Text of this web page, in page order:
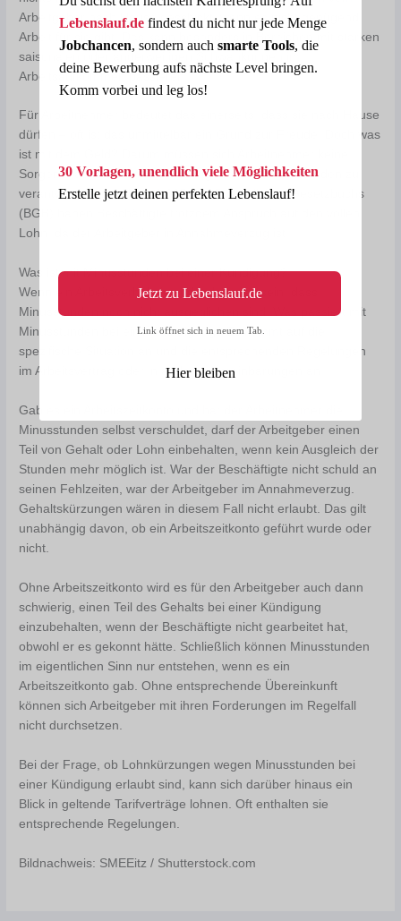
Arbeitgeber nach Hause geschickt, wenn es nicht genügend
Arbeit für sie gibt. Das kann besonders in Bereichen mit starken
saisonalen oder anderweitigen Schwankungen im
Arbeitsaufkommen passieren.
Für Arbeitnehmer bedeutet das einerseits, dass sie nach Hause
dürfen – oft ist das unmittelbar ein Grund zur Freude. Doch was
ist mit dem Geld? Darum müssen sich Arbeitnehmer keine
Sorgen machen, wenn der Arbeitgeber die Minusstunden zu
verantworten hat. Nach § 615 des Bürgerlichen Gesetzbuchs
(BGB) haben Beschäftigte trotzdem Anspruch auf den vollen
Lohn, da der Arbeitgeber in Annahmeverzug ist.
Was ist mit Minusstunden bei einer Kündigung?
Wenn ein Arbeitsverhältnis endet, kann es sein, dass
Minusstunden noch nicht ausgeglichen sind. Was passiert mit
Minusstunden bei einer Kündigung? Es kommt auf die
spezifische Situation an und die entsprechenden Regelungen
im Arbeitsvertrag oder in anderen Vereinbarungen an.
Gab es ein Arbeitszeitkonto und hat der Arbeitnehmer die
Minusstunden selbst verschuldet, darf der Arbeitgeber einen
Teil von Gehalt oder Lohn einbehalten, wenn kein Ausgleich der
Stunden mehr möglich ist. War der Beschäftigte nicht schuld an
seinen Fehlzeiten, war der Arbeitgeber im Annahmeverzug.
Gehaltskürzungen wären in diesem Fall nicht erlaubt. Das gilt
unabhängig davon, ob ein Arbeitszeitkonto geführt wurde oder
nicht.
Ohne Arbeitszeitkonto wird es für den Arbeitgeber auch dann
schwierig, einen Teil des Gehalts bei einer Kündigung
einzubehalten, wenn der Beschäftigte nicht gearbeitet hat,
obwohl er es gekonnt hätte. Schließlich können Minusstunden
im eigentlichen Sinn nur entstehen, wenn es ein
Arbeitszeitkonto gab. Ohne entsprechende Übereinkunft
können sich Arbeitgeber mit ihren Forderungen im Regelfall
nicht durchsetzen.
Bei der Frage, ob Lohnkürzungen wegen Minusstunden bei
einer Kündigung erlaubt sind, kann sich darüber hinaus ein
Blick in geltende Tarifverträge lohnen. Oft enthalten sie
entsprechende Regelungen.
Bildnachweis: SMEEitz / Shutterstock.com
Link öffnet sich in neuem Tab.
Hier bleiben
Lebenslauf.defindest du nicht nur jede Menge
Jobchancen, sondern auch smarte Tools, die
deine Bewerbung aufs nächste Level bringen.
Komm vorbei und leg los!
30 Vorlagen, unendlich viele Möglichkeiten
Erstelle jetzt deinen perfekten Lebenslauf!
Jetzt zu Lebenslauf.de